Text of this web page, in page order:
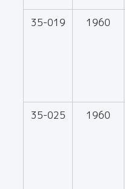
35-019 1960
35-025 1960